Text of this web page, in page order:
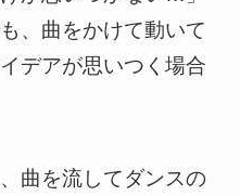
、曲をかけて動いて
デアが思いつく場合
曲を流してダンスの